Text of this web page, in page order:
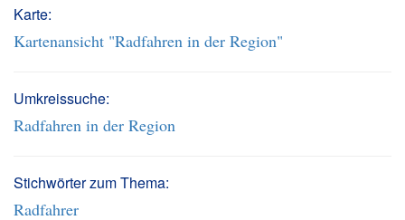
Karte:
Kartenansicht "Radfahren in der Region"
Umkreissuche:
Radfahren in der Region
Stichwörter zum Thema:
Radfahrer